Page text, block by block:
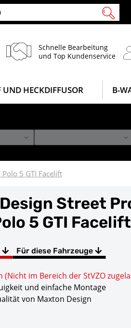
Schnelle Bearbeitung
und Top Kundenservice
UND HECKDIFFUSOR B-
5 GTI Facelift
Street
5 GTI Facelift
Für diese Fahrzeuge
(Nicht im Bereich der StVZO
und einfache Montage
von Maxton Design